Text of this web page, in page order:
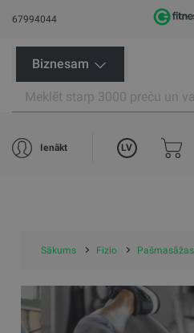
67994044
Biznesam
Ienākt LV
Sākums Fizio